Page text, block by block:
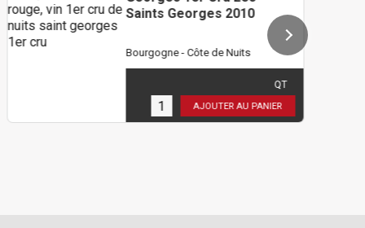
Saints Georges 2010
Bourgogne - Côte de Nuits
AJOUTER AU PANIER